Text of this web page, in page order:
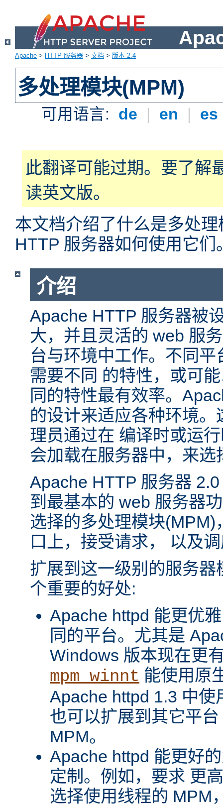
Apache > HTTP 服务器 > 文档 > 版本 2.4
多处理模块(MPM)
可用语言: de | en | es
此翻译可能过期。要了解
读英文版。
本文档介绍了什么是多处
HTTP 服务器如何使用它们
介绍
Apache HTTP 服务器被
大，并且灵活的 web 服
台与环境中工作。不同
需要不同 的特性，或可
同的特性最有效率。
的设计来适应各种环境
理员通过在 编译时或运
会加载在服务器中，来选
Apache HTTP 服务器
到最基本的 web 服务器
选择的多处理模块
口上，接受请求， 以及
扩展到这一级别的服务
个重要的好处:
Apache httpd 能更优
同的平台。尤其是
Windows 版本现在更
mpm_winnt 能使用原
Apache httpd 1.3 中使
也可以扩展到其它平
MPM。
Apache httpd 能更好
定制。例如，要求 更
选择使用线程的 MPM